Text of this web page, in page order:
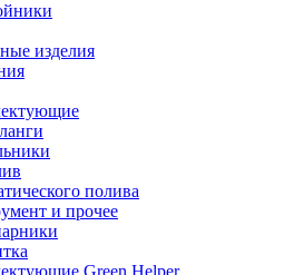
изделия
полива
и прочее
Green Helper